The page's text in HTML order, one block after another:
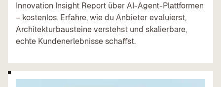
Innovation Insight Report über AI-Agent-Plattformen
– kostenlos. Erfahre, wie du Anbieter evaluierst,
Architektur­bausteine verstehst und skalierbare,
echte Kundenerlebnisse schaffst.